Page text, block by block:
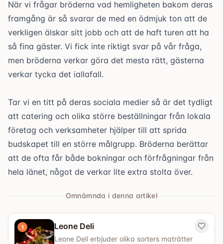
När vi frågar bröderna vad hemligheten bakom deras
framgång är så svarar de med en ödmjuk ton att de
verkligen älskar sitt jobb och att de haft turen att ha
så fina gäster. Vi fick inte riktigt svar på vår fråga,
men bröderna verkar göra det mesta rätt, gästerna
verkar tycka det iallafall.
Tar vi en titt på deras sociala medier så är det tydligt
att catering och olika större beställningar från lokala
företag och verksamheter hjälper till att sprida
budskapet till en större målgrupp. Bröderna berättar
att de ofta får både bokningar och förfrågningar från
hela länet, något de verkar lite extra stolta över.
Omnämnda i denna artikel
1 Leone Deli
Leone Deli erbjuder olika sorters maträtter